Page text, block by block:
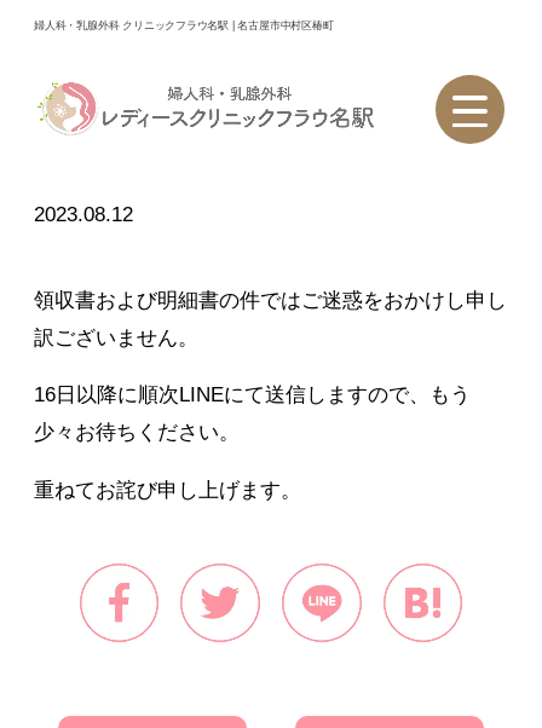
婦人科・乳腺外科 クリニックフラウ名駅 | 名古屋市中村区椿町
婦人科・乳腺外科 レディースクリニックフラウ名駅｜名古屋市中
8月12日に受診された方へ
2023.08.12
領収書および明細書の件ではご迷惑をおかけし申し
訳ございません。
16日以降に順次LINEにて送信しますので、もう
少々お待ちください。
重ねてお詫び申し上げます。